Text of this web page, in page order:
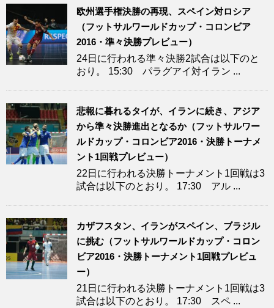
欧州選手権決勝の再現、スペイン対ロシア
（フットサルワールドカップ・コロンビア
2016・準々決勝プレビュー）
24日に行われる準々決勝2試合は以下のと
おり。 15:30 パラグアイ対イラン ...
悲報に暮れるタイが、イランに続き、アジア
から準々決勝進出となるか（フットサルワー
ルドカップ・コロンビア2016・決勝トーナメ
ント1回戦プレビュー）
22日に行われる決勝トーナメント1回戦は3
試合は以下のとおり。 17:30 アル ...
カザフスタン、イランがスペイン、ブラジル
に挑む（フットサルワールドカップ・コロン
ビア2016・決勝トーナメント1回戦プレビュ
ー）
21日に行われる決勝トーナメント1回戦は3
試合は以下のとおり。 17:30 スペ ...